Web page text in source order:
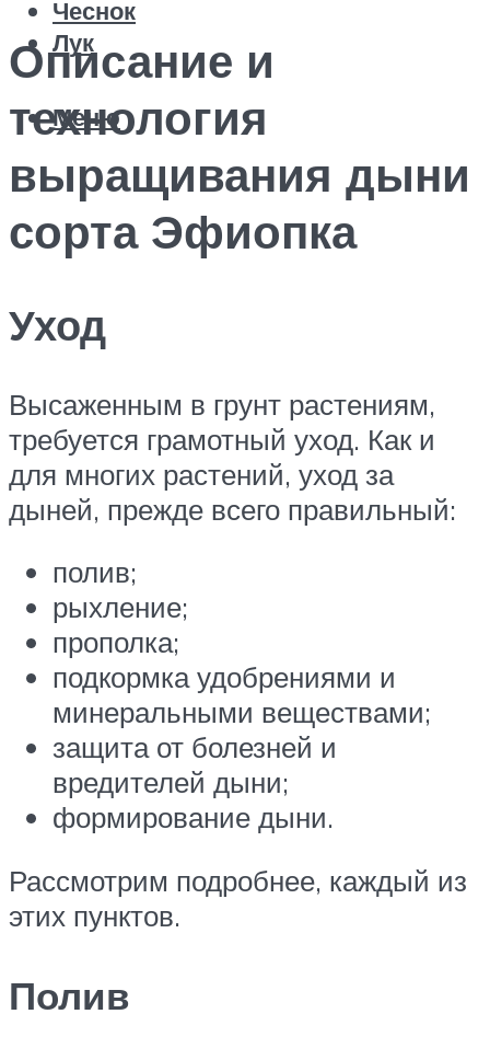
Чеснок
Лук
Меню
Описание и
технология
выращивания дыни
сорта Эфиопка
Уход
Высаженным в грунт растениям,
требуется грамотный уход. Как и
для многих растений, уход за
дыней, прежде всего правильный:
полив;
рыхление;
прополка;
подкормка удобрениями и
минеральными веществами;
защита от болезней и
вредителей дыни;
формирование дыни.
Рассмотрим подробнее, каждый из
этих пунктов.
Полив